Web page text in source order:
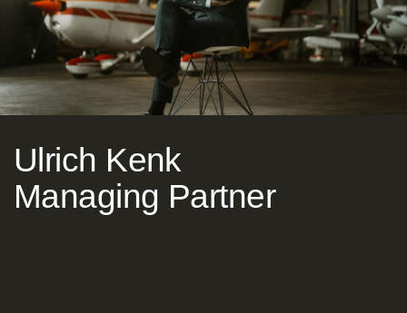
Ulrich Kenk
Managing Partner